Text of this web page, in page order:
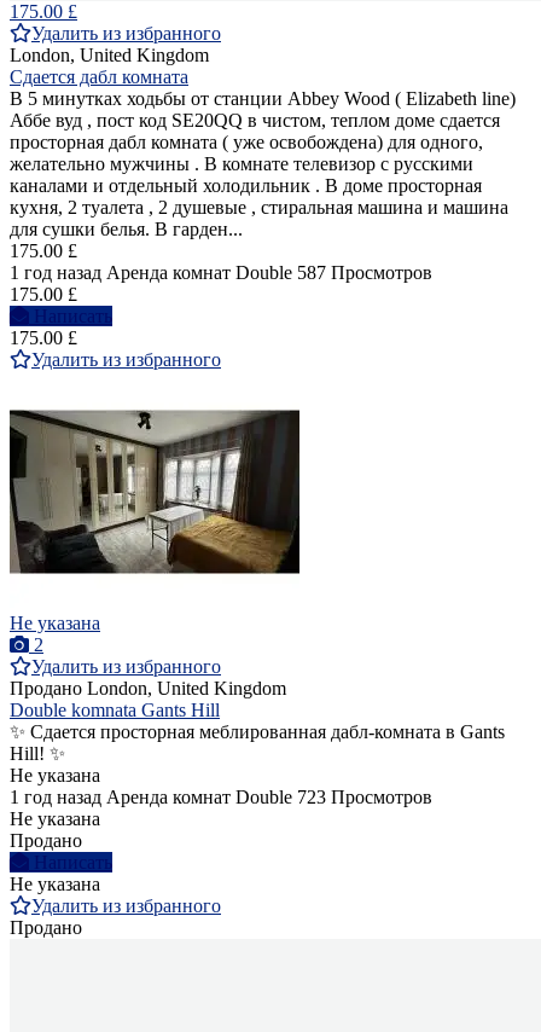
175.00 £
Удалить из избранного
London, United Kingdom
Сдается дабл комната
В 5 минутках ходьбы от станции Abbey Wood ( Elizabeth line)
Аббе вуд , пост код SE20QQ в чистом, теплом доме сдается
просторная дабл комната ( уже освобождена) для одного,
желательно мужчины . В комнате телевизор с русскими
каналами и отдельный холодильник . В доме просторная
кухня, 2 туалета , 2 душевые , стиральная машина и машина
для сушки белья. В гарден...
175.00 £
1 год назад Аренда комнат Double 587 Просмотров
175.00 £
Написать
175.00 £
Удалить из избранного
Не указана
2
Удалить из избранного
Продано London, United Kingdom
Double komnata Gants Hill
✨ Сдается просторная меблированная дабл-комната в Gants
Hill! ✨
Не указана
1 год назад Аренда комнат Double 723 Просмотров
Не указана
Продано
Написать
Не указана
Удалить из избранного
Продано